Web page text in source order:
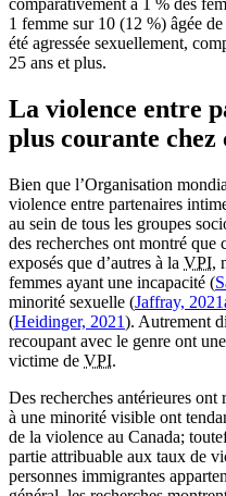
comparativement à 1 % des
1 femme sur 10 (12 %) âgée
été agressée sexuellement,
25 ans et plus.
La violence entre
plus courante
Bien que l’Organisation
violence entre partenaires
au sein de tous les groupes
des recherches ont montré que
exposés que d’autres à la VPI,
femmes ayant une incapacité (
minorité sexuelle (Jaffray,
(Heidinger, 2021). Autrement
recoupant avec le genre ont
victime de VPI.
Des recherches antérieures ont
à une minorité visible ont
de la violence au Canada;
partie attribuable aux taux de
personnes immigrantes